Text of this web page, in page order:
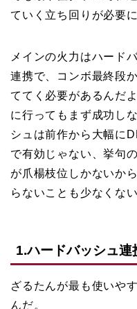
ていく立ち回りが必要
メインの火力はハード
連携で、コンボ最終段
ててく必要があるんだ
に行ってもまず成功し
シュは前作から大幅に
で有効じゃない、挙句
が爪楊枝位しかないか
らないことも少なくない
1.ハードバッシュ
ざるたんが最も使いや
んだ。